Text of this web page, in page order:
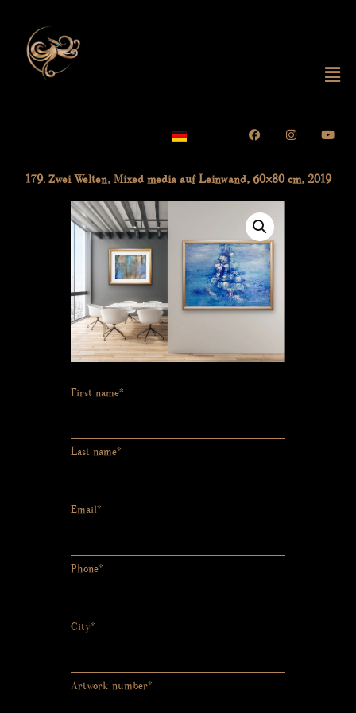
content
FacebookInstagram
179. Zwei Welten, Mixed media auf Leinwand, 60×80 cm, 2019
First name*
Last name*
Email*
Phone*
City*
Artwork number*